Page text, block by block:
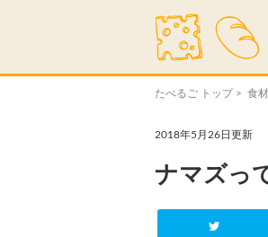
たべるご トップ> 食材
2018年5月26日更新
ナマズっ